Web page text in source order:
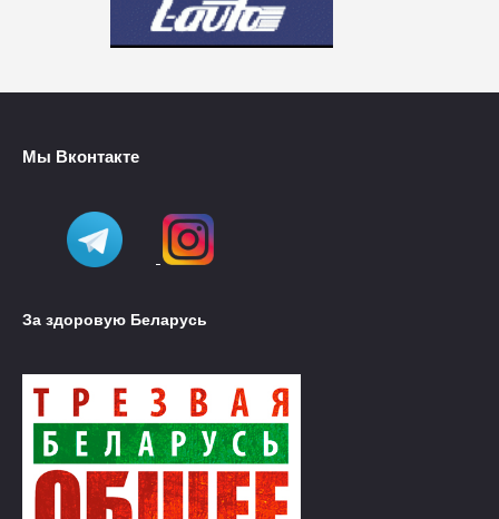
Мы Вконтакте
За здоровую Беларусь